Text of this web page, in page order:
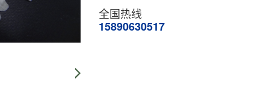
全国热线
15890630517